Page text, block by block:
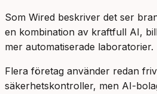
Som Wired beskriver det ser
en kombination av kraftfull AI,
mer automatiserade laboratorier.
Flera företag använder redan
säkerhetskontroller, men AI-